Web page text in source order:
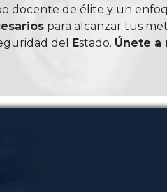
docente de élite y un
para alcanzar tus
del Estado. Únete a